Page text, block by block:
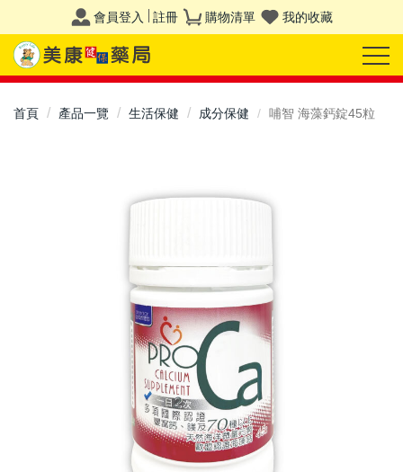
會員登入 註冊 購物清單 我的收藏
首頁 產品一覽 生活保健 成分保健 哺智 海藻鈣錠45粒